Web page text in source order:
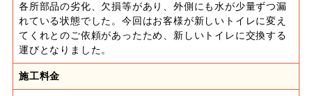
各所部品の劣化、欠損等があり、外側にも水が少量ずつ漏
れている状態でした。今回はお客様が新しいトイレに変え
てくれとのご依頼があったため、新しいトイレに交換する
運びとなりました。
施工料金